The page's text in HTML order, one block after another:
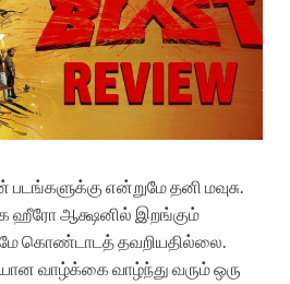
என்றுமே தனி மவுசு.
ஹீரோ ஆக்ஷனில் இறங்கும்
கொண்டாடத் தவறியதில்லை.
வாழ்க்கை வாழ்ந்து வரும் ஒரு